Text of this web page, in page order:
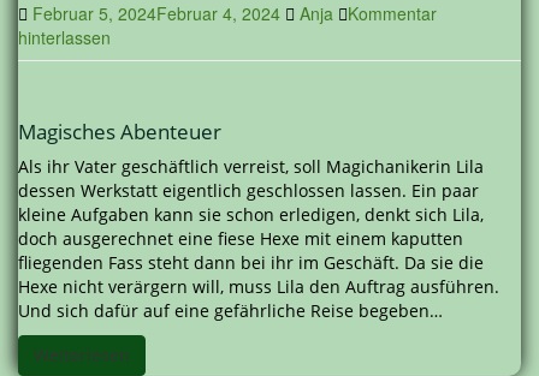
Februar 5, 2024Februar 4, 2024 Anja
Kommentar
hinterlassen
Magisches Abenteuer
Als ihr Vater geschäftlich verreist, soll Magichanikerin Lila
dessen Werkstatt eigentlich geschlossen lassen. Ein paar
kleine Aufgaben kann sie schon erledigen, denkt sich Lila,
doch ausgerechnet eine fiese Hexe mit einem kaputten
fliegenden Fass steht dann bei ihr im Geschäft. Da sie die
Hexe nicht verärgern will, muss Lila den Auftrag ausführen.
Und sich dafür auf eine gefährliche Reise begeben…
Weiterlesen